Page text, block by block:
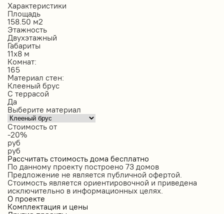
Характеристики
Площадь
158.50 м2
Этажность
Двухэтажный
Габариты
11х8 м
Комнат:
165
Материал стен:
Клееный брус
С террасой
Да
Выберите материал
Стоимость от
-20%
руб
руб
Рассчитать стоимость дома бесплатно
По данному проекту построено 73 домов
Предложение не является публичной офертой.
Стоимость является ориентировочной и приведена
исключительно в информационных целях.
О проекте
Комплектация и цены